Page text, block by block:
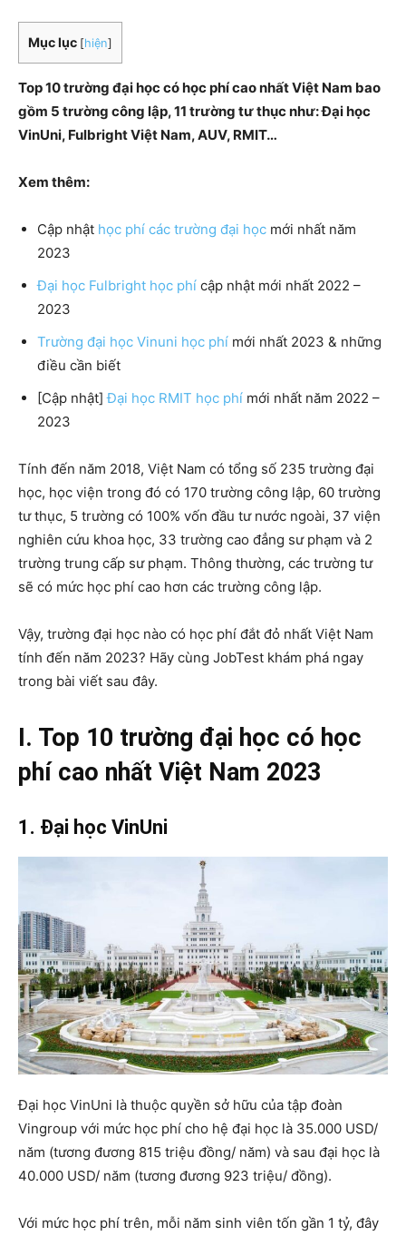
Mục lục [hiện]
Top 10 trường đại học có học phí cao nhất Việt Nam bao
gồm 5 trường công lập, 11 trường tư thục như: Đại học
VinUni, Fulbright Việt Nam, AUV, RMIT…
Xem thêm:
Cập nhật học phí các trường đại học mới nhất năm
2023
Đại học Fulbright học phí cập nhật mới nhất 2022 –
2023
Trường đại học Vinuni học phí mới nhất 2023 & những
điều cần biết
[Cập nhật]Đại học RMIT học phí mới nhất năm 2022 –
2023
Tính đến năm 2018, Việt Nam có tổng số 235 trường đại
học, học viện trong đó có 170 trường công lập, 60 trường
tư thục, 5 trường có 100% vốn đầu tư nước ngoài, 37 viện
nghiên cứu khoa học, 33 trường cao đẳng sư phạm và 2
trường trung cấp sư phạm. Thông thường, các trường tư
sẽ có mức học phí cao hơn các trường công lập.
Vậy, trường đại học nào có học phí đắt đỏ nhất Việt Nam
tính đến năm 2023? Hãy cùng JobTest khám phá ngay
trong bài viết sau đây.
I. Top 10 trường đại học có học
phí cao nhất Việt Nam 2023
1. Đại học VinUni
Đại học VinUni là thuộc quyền sở hữu của tập đoàn
Vingroup với mức học phí cho hệ đại học là 35.000 USD/
năm (tương đương 815 triệu đồng/ năm) và sau đại học là
40.000 USD/ năm (tương đương 923 triệu/ đồng).
Với mức học phí trên, mỗi năm sinh viên tốn gần 1 tỷ, đây